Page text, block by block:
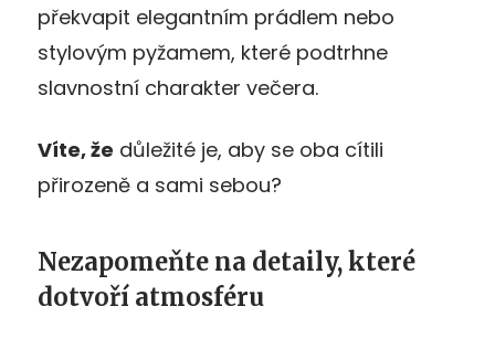
překvapit elegantním prádlem nebo
stylovým pyžamem, které podtrhne
slavnostní charakter večera.
Víte, že důležité je, aby se oba cítili
přirozeně a sami sebou?
Nezapomeňte na detaily, které
dotvoří atmosféru